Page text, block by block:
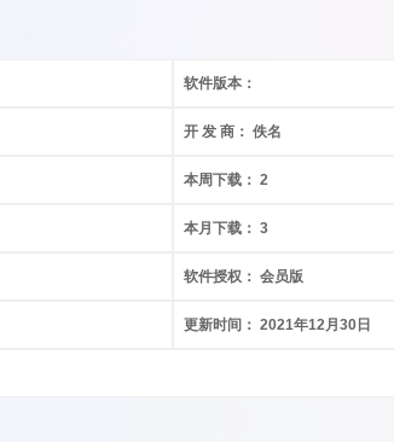
软件版本：
开 发 商： 佚名
本周下载： 2
本月下载： 3
软件授权： 会员版
更新时间： 2021年12月30日